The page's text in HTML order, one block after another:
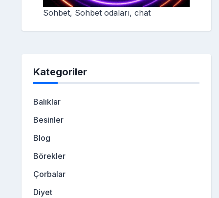
Sohbet, Sohbet odaları, chat
Kategoriler
Balıklar
Besinler
Blog
Börekler
Çorbalar
Diyet